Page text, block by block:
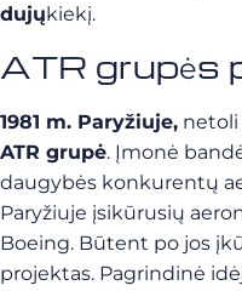
dujųkiekį.
ATR grupės
1981 m. Paryžiuje, netoli
ATR grupė. Įmonė
daugybės konkurentų
Paryžiuje įsikūrusių
Boeing. Būtent po jos
projektas. Pagrindinė